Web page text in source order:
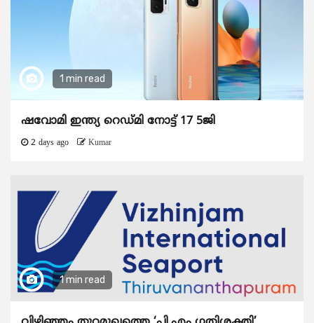
1 min read
ഷവോമി ഇന്ത്യ റെഡ്മി നോട്ട് 17 5ജി
2 days ago Kumar
1 min read